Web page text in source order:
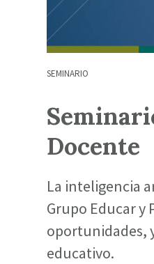
SEMINARIO
Docente
La inteligencia
Grupo Educar y
oportunidades,
educativo.